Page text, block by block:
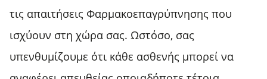
τις απαιτήσεις Φαρμακοεπαγρύπνησης που
ισχύουν στη χώρα σας. Ωστόσο, σας
υπενθυμίζουμε ότι κάθε ασθενής μπορεί να